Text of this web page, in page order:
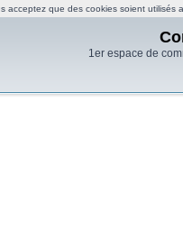
1er espace de
acceptez que des cookies soient